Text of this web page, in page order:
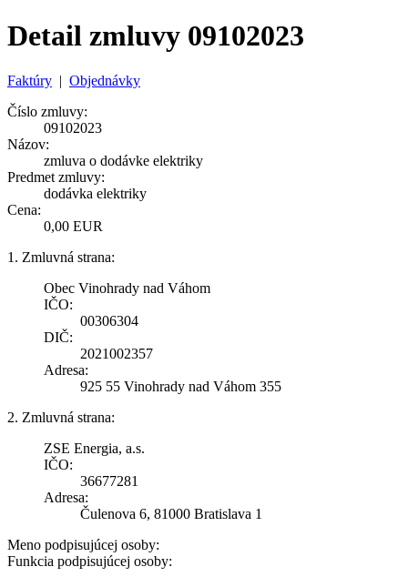
Detail zmluvy 09102023
Faktúry | Objednávky
Číslo zmluvy:
09102023
Názov:
zmluva o dodávke elektriky
Predmet zmluvy:
dodávka elektriky
Cena:
0,00 EUR
1. Zmluvná strana:
Obec Vinohrady nad Váhom
IČO:
00306304
DIČ:
2021002357
Adresa:
925 55 Vinohrady nad Váhom 355
2. Zmluvná strana:
ZSE Energia, a.s.
IČO:
36677281
Adresa:
Čulenova 6, 81000 Bratislava 1
Meno podpisujúcej osoby:
Funkcia podpisujúcej osoby: